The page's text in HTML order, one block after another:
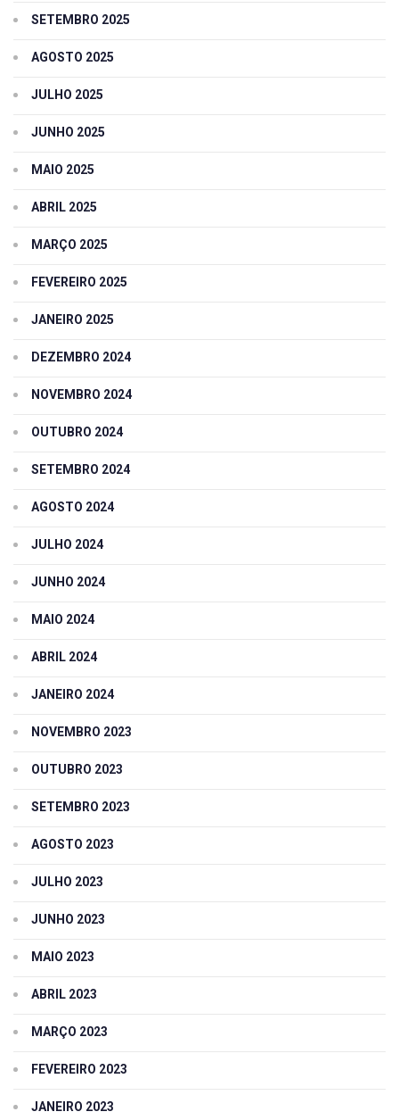
SETEMBRO 2025
AGOSTO 2025
JULHO 2025
JUNHO 2025
MAIO 2025
ABRIL 2025
MARÇO 2025
FEVEREIRO 2025
JANEIRO 2025
DEZEMBRO 2024
NOVEMBRO 2024
OUTUBRO 2024
SETEMBRO 2024
AGOSTO 2024
JULHO 2024
JUNHO 2024
MAIO 2024
ABRIL 2024
JANEIRO 2024
NOVEMBRO 2023
OUTUBRO 2023
SETEMBRO 2023
AGOSTO 2023
JULHO 2023
JUNHO 2023
MAIO 2023
ABRIL 2023
MARÇO 2023
FEVEREIRO 2023
JANEIRO 2023